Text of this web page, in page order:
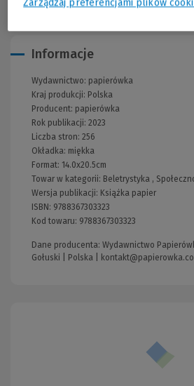
Informacje
Wydawnictwo: papierówka
Kraj produkcji: Polska
Producent: papierówka
Rok publikacji: 2023
Liczba stron: 256
Okładka: miękka
Format: 14.0x20.5cm
Towar w kategorii: Beletrystyka ,
Wersja publikacji: Książka papier
ISBN: 9788367303323
Kod towaru: 9788367303323
Dane producenta: Wydawnictwo
Gołuski | Polska |
Zarządzaj preferencjami plików